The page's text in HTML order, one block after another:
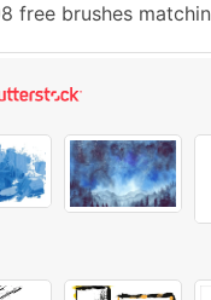
free brushes